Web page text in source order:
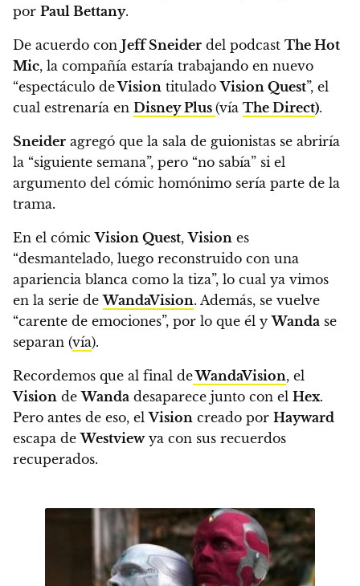
por Paul Bettany.
De acuerdo con Jeff Sneider del podcast The Hot
Mic, la compañía estaría trabajando en nuevo
“espectáculo deVision tituladoVision Quest”, el
cual estrenaría en Disney Plus (vía The Direct).
Sneider agregó que la sala de guionistas se abriría
la “siguiente semana”, pero “no sabía” si el
argumento del cómic homónimo sería parte de la
trama.
En el cómicVision Quest,Vision es
“desmantelado, luego reconstruido con una
apariencia blanca como la tiza”, lo cual ya vimos
en la serie deWandaVision. Además, se vuelve
“carente de emociones”, por lo que él yWanda se
separan (vía).
Recordemos que al final deWandaVision, el
Vision deWanda desaparece junto con el Hex.
Pero antes de eso, elVision creado por Hayward
escapa deWestviewya con sus recuerdos
recuperados.